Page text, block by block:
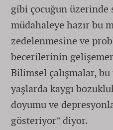
gibi çocuğun
müdahaleye hazır bu
zedelenmesine ve
becerilerinin
Bilimsel çalışmalar,
yaşlarda kaygı
doyumu ve
gösteriyor” diyor.